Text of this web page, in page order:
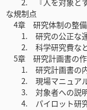
な規制点
4章 研究体制の整備
1. 研究の公正な運
2. 科学研究費など
5章 研究計画書の
1. 研究計画書の
2. 現場マニュア
3. 対象者への説明
4. パイロット研